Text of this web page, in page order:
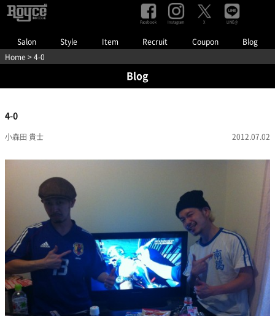
Salon Style Item Recruit Coupon Blog
Facebook Instagram X LINE@
Home > 4-0
Blog
4-0
小森田 貴士 2012.07.02